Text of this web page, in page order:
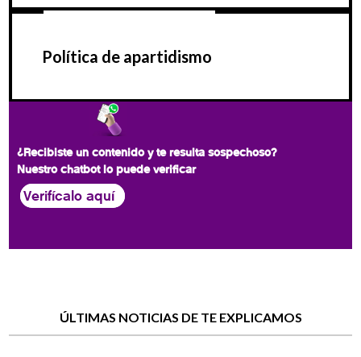
Política de apartidismo
¿Recibiste un contenido y te resulta sospechoso?
Nuestro chatbot lo puede verificar
Verifícalo aquí
ÚLTIMAS NOTICIAS DE TE EXPLICAMOS